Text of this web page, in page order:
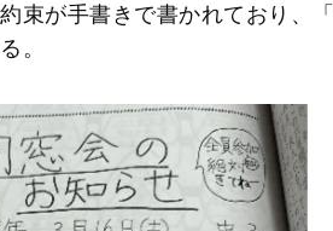
束が手書きで書かれており、
。